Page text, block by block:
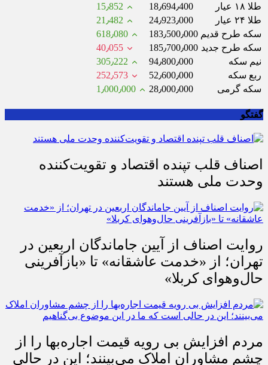
طلا ۱۸ عیار
18٫694٫400
15٫852
طلا ۲۴ عیار
24٫923٫000
21٫482
سکه طرح قدیم 183٫500٫000
618٫080
سکه طرح جدید 185٫700٫000
40٫055
نیم سکه
94٫800٫000
305٫222
ربع سکه
52٫600٫000
252٫573
سکه گرمی
28٫000٫000 1٫000٫000
گفتگو
اصناف قلب تپنده اقتصاد و تقویت‌کننده
وحدت ملی هستند
روایت اصناف از آیین جاماندگان اربعین در
تهران؛ از «خدمت عاشقانه» تا «بازآفرینی
حال‌وهوای کربلا»
مردم افزایش بی رویه قیمت اجاره‌بها را از
چشم مشاوران املاک می‌بینند؛ این در حالی